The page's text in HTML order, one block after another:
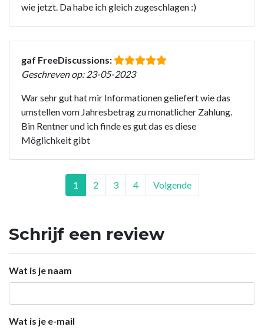
wie jetzt. Da habe ich gleich zugeschlagen :)
gaf FreeDiscussions:
Geschreven op: 23-05-2023
War sehr gut hat mir Informationen geliefert wie das
umstellen vom Jahresbetrag zu monatlicher Zahlung.
Bin Rentner und ich finde es gut das es diese
Möglichkeit gibt
1 2 3 4 Volgende
Schrijf een review
Wat is je naam
Wat is je e-mail